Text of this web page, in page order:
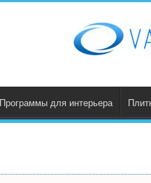
Программы для интерьера